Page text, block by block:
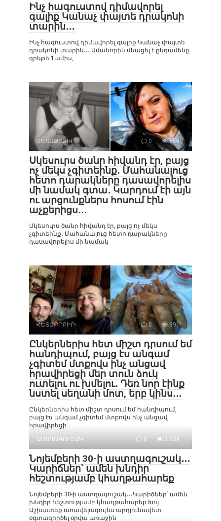
Ինչ հագուստով դիմավորել
գալիք Կանաչ փայտե դրակոնի
տարին․․․
Ինչ հագուստով դիմավորել գալիք Կանաչ փայտե
դրակոնի տարին․․․ Ամանորին մնացել է ընդամենը
գրեթե 1ամիս,
ՀԵՏԱՔՐՔԻՐ 0 658
Սկեսուրս ծանր հիվանդ էր, բայց
ոչ մեկս չգիտեինք․ Մահանալուց
հետո դարակները դասավորելիս
մի նամակ գտա․ Կարդում էի այն
ու արցունքներս հոսում էին
աչքերիցս․․․
Սկեսուրս ծանր հիվանդ էր, բայց ոչ մեկս
չգիտեինք․ Մահանալուց հետո դարակները
դասավորելիս մի նամակ
ՀԵՏԱՔՐՔԻՐ 0 691
Ընկերներիս հետ միշտ դրսում եմ
հանդիպում, բայց էս անգամ
չգիտեմ մտքովս ինչ անցավ
հրավիրեցի մեր տուն ձուկ
ուտելու ու խմելու․ Դեռ նոր էինք
նստել սեղանի մոտ, երբ կինս․․․
Ընկերներիս հետ միշտ դրսում եմ հանդիպում,
բայց էս անգամ չգիտեմ մտքովս ինչ անցավ
հրավիրեցի
ԱՍՏՂԱԳՈՒՇԱԿ
0 3 239
Նոյեմբերի 30-ի աստղագուշակ․․․
Կարիճներ՝ ամեն խնդիր
հեշտությամբ կհաղթահարեք
Նոյեմբերի 30-ի աստղագուշակ․․․Կարիճներ՝ ամեն
խնդիր հեշտությամբ կհաղթահարեք Խոյ:
Աշխատեք առավելագույնս արդյունավետ
օգտագործել օրվա առաջին